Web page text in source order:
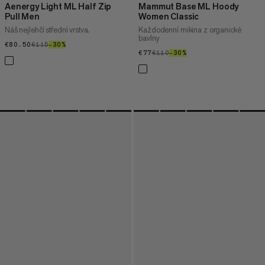
Aenergy Light ML Half Zip
Pull Men
Náš nejlehčí střední vrstva.
€80.50€80.50
€115€115
–30%
Mammut Base ML Hoody
Women Classic
Každodenní mikina z organické
bavlny
€77€77
€110€110
–30%